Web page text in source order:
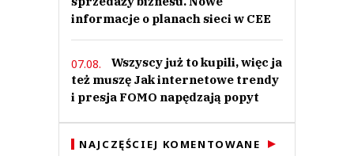
informacje o planach sieci w CEE
07.08.
Wszyscy już to kupili, więc ja
też muszę Jak internetowe trendy
i presja FOMO napędzają popyt
NAJCZĘŚCIEJ KOMENTOWANE